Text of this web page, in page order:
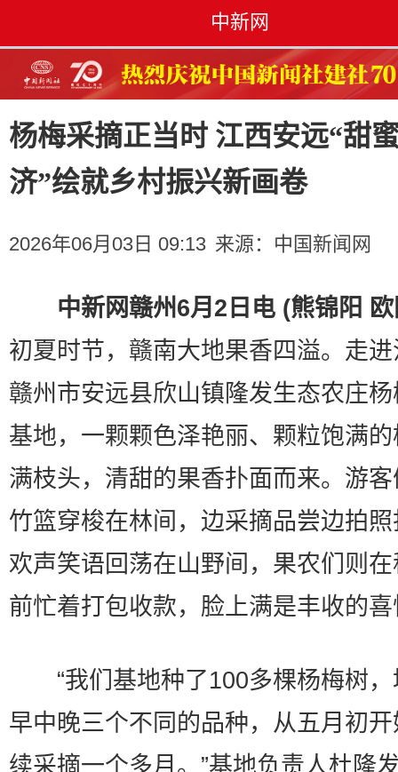
中新网
杨梅采摘正当时 江西安远“甜
济”绘就乡村振兴新画卷
2026年06月03日 09:13 来源： 中国新闻网
中新网赣州6月2日电 (熊锦阳
初夏时节，赣南大地果香四溢。走
赣州市安远县欣山镇隆发生态农庄
基地，一颗颗色泽艳丽、颗粒饱满
满枝头，清甜的果香扑面而来。游
竹篮穿梭在林间，边采摘品尝边拍
欢声笑语回荡在山野间，果农们则
前忙着打包收款，脸上满是丰收的
“我们基地种了100多棵杨梅树，
早中晚三个不同的品种，从五月初
续采摘一个多月。”基地负责人杜隆